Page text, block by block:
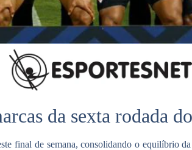
da sexta rodada
final de semana, consolidando o equilíbrio